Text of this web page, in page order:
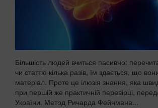
Більшість людей вчиться пасивно:
чи статтю кілька разів, їм здається, що
матеріал. Проте це ілюзія знання, яка
при першій же практичній перевірці,
України. Метод Ричарда Фейнмана...